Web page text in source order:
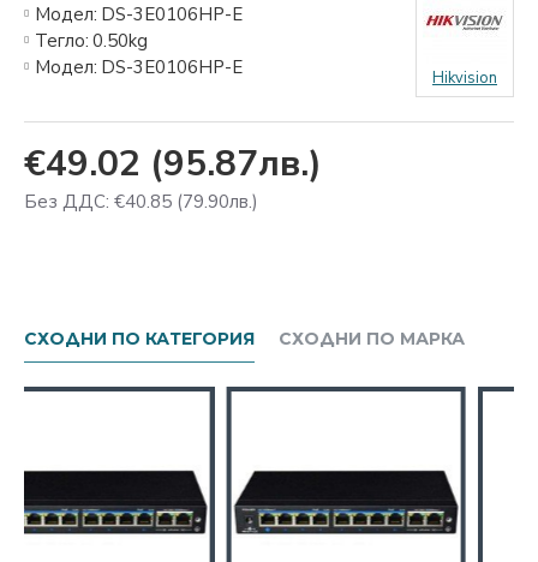
€49.02 (95.87лв.)
Без ДДС: €40.85 (79.90лв.)
Модел: DS-3E0106HP-E
Тегло: 0.50kg
Модел: DS-3E0106HP-E Hikvision
СХОДНИ ПО КАТЕГОРИЯ СХОДНИ ПО МАРКА